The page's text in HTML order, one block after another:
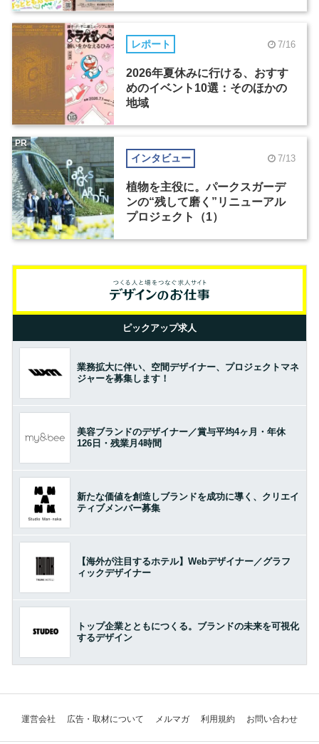
レポート 7/16
2026年夏休みに行ける、おすす
めのイベント10選：そのほかの
地域
インタビュー 7/13
植物を主役に。パークスガーデ
ンの“残して磨く”リニューアル
プロジェクト（1）
PR
ピックアップ求人
業務拡大に伴い、空間デザイナー、プロジェクトマネ
ジャーを募集します！
美容ブランドのデザイナー／賞与平均4ヶ月・年休
126日・残業月4時間
新たな価値を創造しブランドを成功に導く、クリエイ
ティブメンバー募集
【海外が注目するホテル】Webデザイナー／グラフ
ィックデザイナー
トップ企業とともにつくる。ブランドの未来を可視化
するデザイン
運営会社 広告・取材について メルマガ 利用規約 お問い合わせ